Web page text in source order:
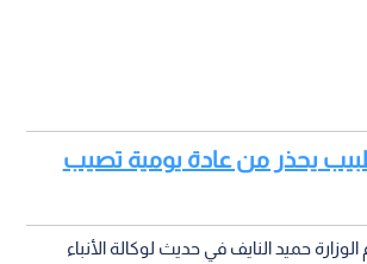
طبيب يحذر من عادة يومية تصيب
حميد النايف في حديث لوكالة الأنباء